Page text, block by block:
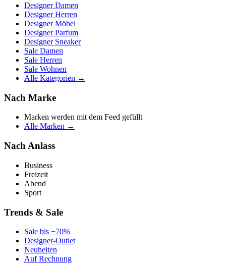
Designer Damen
Designer Herren
Designer Möbel
Designer Parfum
Designer Sneaker
Sale Damen
Sale Herren
Sale Wohnen
Alle Kategorien →
Nach Marke
Marken werden mit dem Feed gefüllt
Alle Marken →
Nach Anlass
Business
Freizeit
Abend
Sport
Trends & Sale
Sale bis −70%
Designer-Outlet
Neuheiten
Auf Rechnung